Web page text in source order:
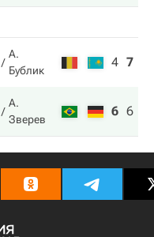
А.
Бублик
4 7
А.
Зверев
6 6